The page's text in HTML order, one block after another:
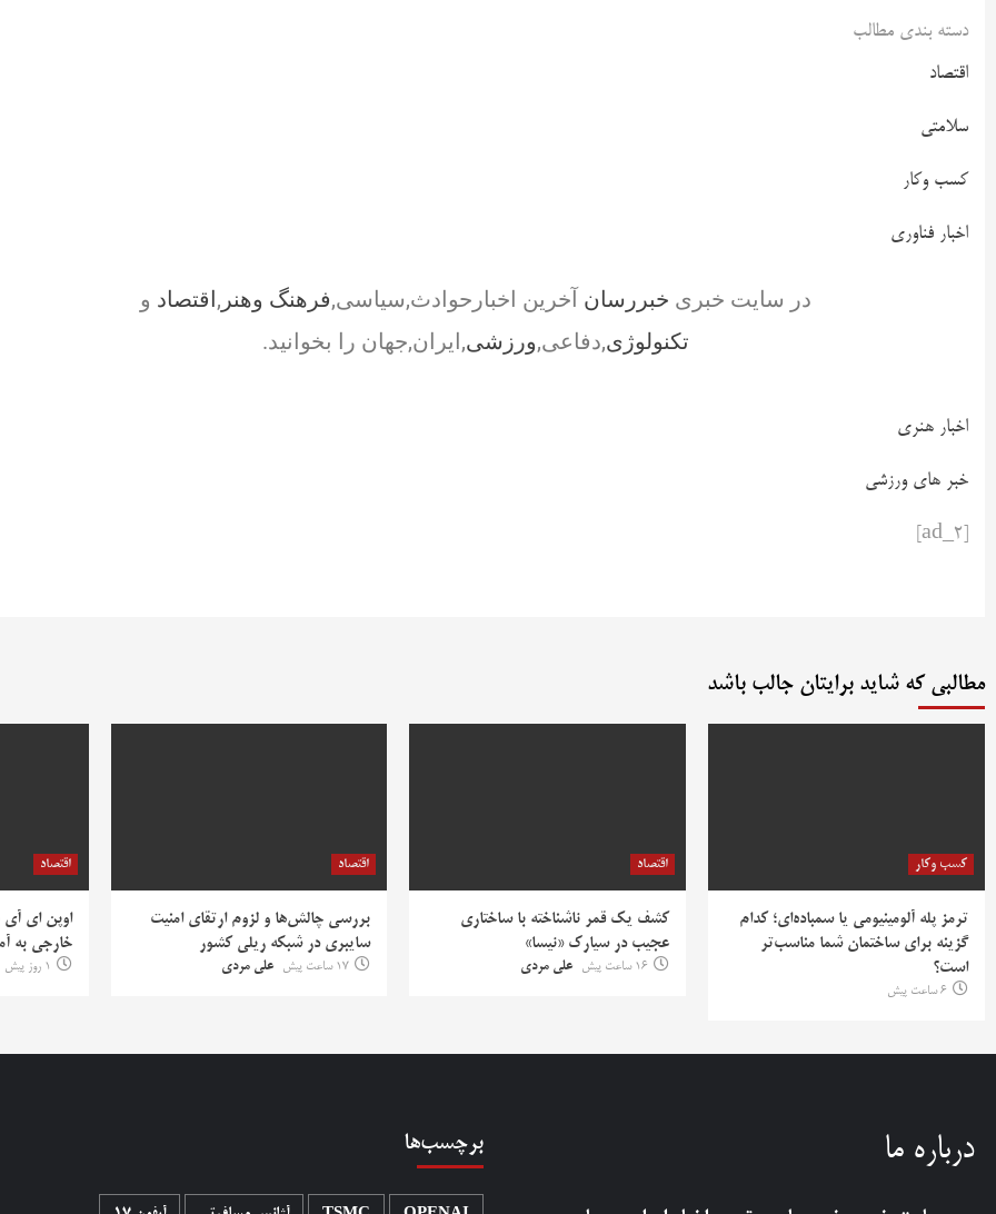
دسته بندی مطالب
اقتصاد
سلامتی
کسب وکار
اخبار فناوری
در سایت خبری خبررسان آخرین اخبارحوادث,سیاسی,فرهنگ وهنر ,اقتصاد و
تکنولوژی,دفاعی,ورزشی,ایران,جهان را بخوانید.
اخبار هنری
خبر های ورزشی
مطالبی که شاید برایتان جالب باشد
کسب وکار
ترمز پله آلومینیومی یا سمباده‌ای؛ کدام
گزینه برای ساختمان شما مناسب‌تر
است؟
6 ساعت پیش
اقتصاد
کشف یک قمر ناشناخته با ساختاری
عجیب در سیارک «نیسا»
16 ساعت پیش علی مردی
اقتصاد
بررسی چالش‌ها و لزوم ارتقای امنیت
سایبری در شبکه ریلی کشور
17 ساعت پیش علی مردی
اقتصاد
اوپن ای آی
خارجی به
1 روز پیش
درباره ما برچسب‌ها